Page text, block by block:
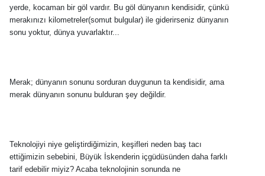
yerde, kocaman bir göl vardır. Bu göl dünyanın kendisidir, çünkü
merakınızı kilometreler(somut bulgular) ile giderirseniz dünyanın
sonu yoktur, dünya yuvarlaktır...
Merak; dünyanın sonunu sorduran duygunun ta kendisidir, ama
merak dünyanın sonunu bulduran şey değildir.
Teknolojiyi niye geliştirdiğimizin, keşifleri neden baş tacı
ettiğimizin sebebini, Büyük İskenderin içgüdüsünden daha farklı
tarif edebilir miyiz? Acaba teknolojinin sonunda ne